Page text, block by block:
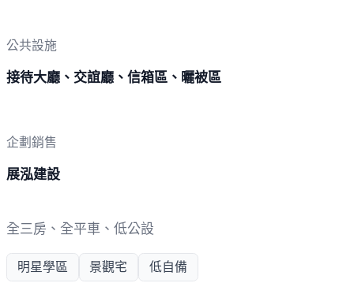
公共設施
接待大廳、交誼廳、信箱區、曬被區
企劃銷售
展泓建設
全三房、全平車、低公設
明星學區 景觀宅 低自備